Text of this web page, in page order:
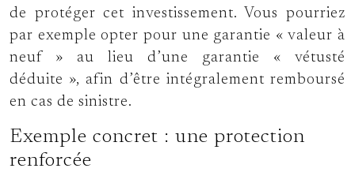
de protéger cet investissement. Vous pourriez
par exemple opter pour une garantie « valeur à
neuf » au lieu d’une garantie « vétusté
déduite », afin d’être intégralement remboursé
en cas de sinistre.
Exemple concret : une protection
renforcée